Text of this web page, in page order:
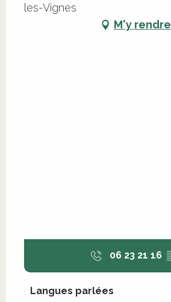
les-Vignes
M'y rendre
06 23 21 16
Langues parlées
Langues parlées